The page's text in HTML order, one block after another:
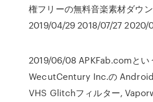
権フリーの無料音楽素材ダウ
2019/04/29 2018/07/27 2020/
2019/06/08 APKFab.comとい
WecutCentury Inc.の
VHS Glitchフィルター,